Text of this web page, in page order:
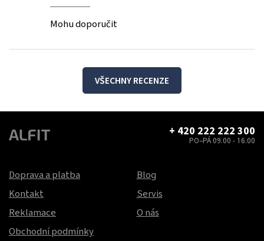
Mohu doporučit
VŠECHNY RECENZE
+ 420 222 222 300
PO–PÁ 09.00 - 16.00
Doprava a platba
Kontakt
Reklamace
Obchodní podmínky
Blog
Servis
O nás